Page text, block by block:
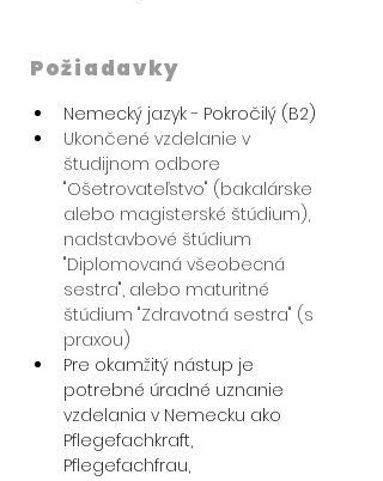
Požiadavky
Nemecký jazyk - Pokročilý (B2)
Ukončené vzdelanie v
študijnom odbore
"Ošetrovateľstvo" (bakalárske
alebo magisterské štúdium),
nadstavbové štúdium
"Diplomovaná všeobecná
sestra", alebo maturitné
štúdium "Zdravotná sestra" (s
praxou)
Pre okamžitý nástup je
potrebné úradné uznanie
vzdelania v Nemecku ako
Pflegefachkraft,
Pflegefachfrau,